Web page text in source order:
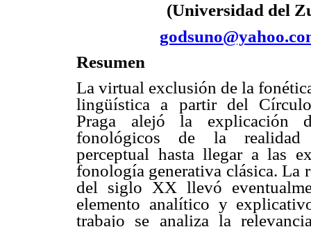
(Universidad del
Resumen
La virtual exclusión de la
lingüística a partir del
Praga alejó la explicación
fonológicos de la
perceptual hasta llegar a las
fonología generativa clásica.
del siglo XX llevó
elemento analítico y
trabajo se analiza la